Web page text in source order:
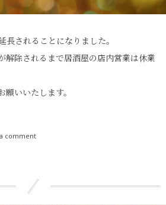
されることになりました。
解除されるまで居酒屋の店内営業は休業
いいたします。
comment